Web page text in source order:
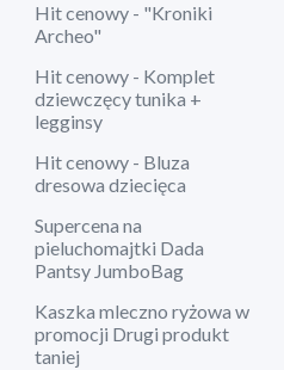
Hit cenowy - "Kroniki
Archeo"
Hit cenowy - Komplet
dziewczęcy tunika +
legginsy
Hit cenowy - Bluza
dresowa dziecięca
Supercena na
pieluchomajtki Dada
Pantsy JumboBag
Kaszka mleczno ryżowa w
promocji Drugi produkt
taniej